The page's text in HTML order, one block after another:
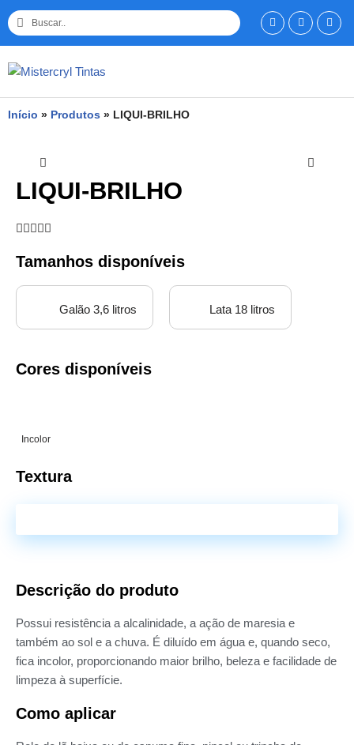
para
conteúdo
Início » Produtos » LIQUI-BRILHO
LIQUI-BRILHO

Tamanhos disponíveis
Galão 3,6 litros Lata 18 litros
Cores disponíveis
Incolor
Textura
Descrição do produto
Possui resistência a alcalinidade, a ação de maresia e
também ao sol e a chuva. É diluído em água e, quando seco,
fica incolor, proporcionando maior brilho, beleza e facilidade de
limpeza à superfície.
Como aplicar